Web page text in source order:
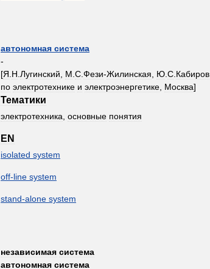
автономная система
-
[Я Н Лугинский М С Фези-Жилинская Ю С Кабиров
по электротехнике и электроэнергетике Москва]
Тематики
электротехника основные понятия
EN
isolated system
off-line system
stand-alone system
независимая система
автономная система